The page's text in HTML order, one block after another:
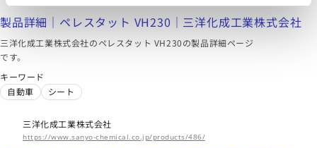
製品詳細｜ペレスタット VH230｜三洋化成工業株式会社
三洋化成工業株式会社のペレスタット VH230の製品詳細ページ
です。
キーワード
自動車
シート
三洋化成工業株式会社
https://www.sanyo-chemical.co.jp/products/486/